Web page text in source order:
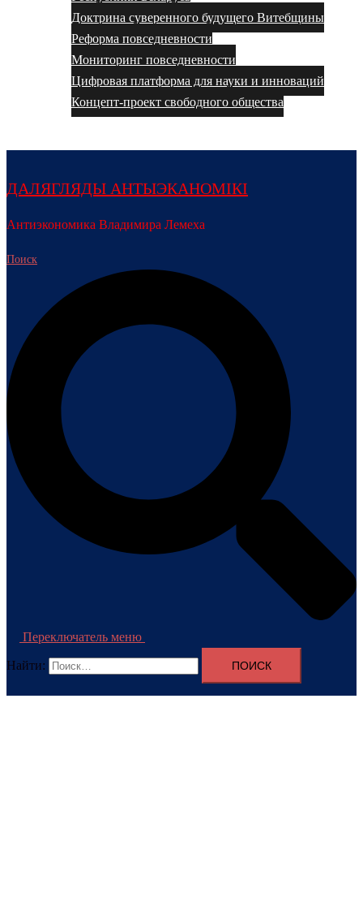
Доктрина суверенного будущего Витебщины
Реформа повседневности
Мониторинг повседневности
Цифровая платформа для науки и инноваций
Концепт-проект свободного общества
ДАЛЯГЛЯДЫ АНТЫЭКАНОМІКІ
Антиэкономика Владимира Лемеха
Поиск
Переключатель меню
Найти: